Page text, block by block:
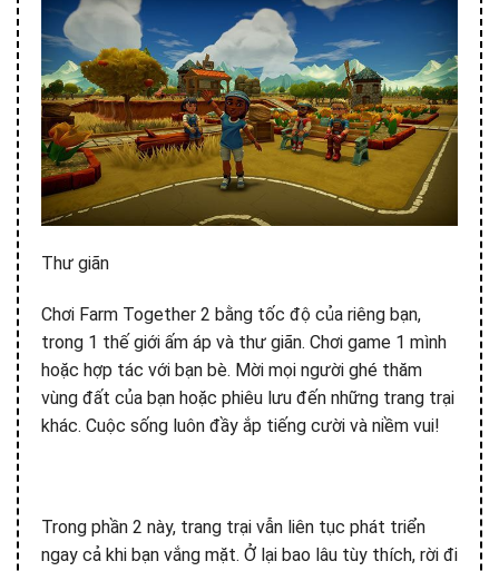
Thư giãn
Chơi Farm Together 2 bằng tốc độ của riêng bạn,
trong 1 thế giới ấm áp và thư giãn. Chơi game 1 mình
hoặc hợp tác với bạn bè. Mời mọi người ghé thăm
vùng đất của bạn hoặc phiêu lưu đến những trang trại
khác. Cuộc sống luôn đầy ắp tiếng cười và niềm vui!
Trong phần 2 này, trang trại vẫn liên tục phát triển
ngay cả khi bạn vắng mặt. Ở lại bao lâu tùy thích, rời đi